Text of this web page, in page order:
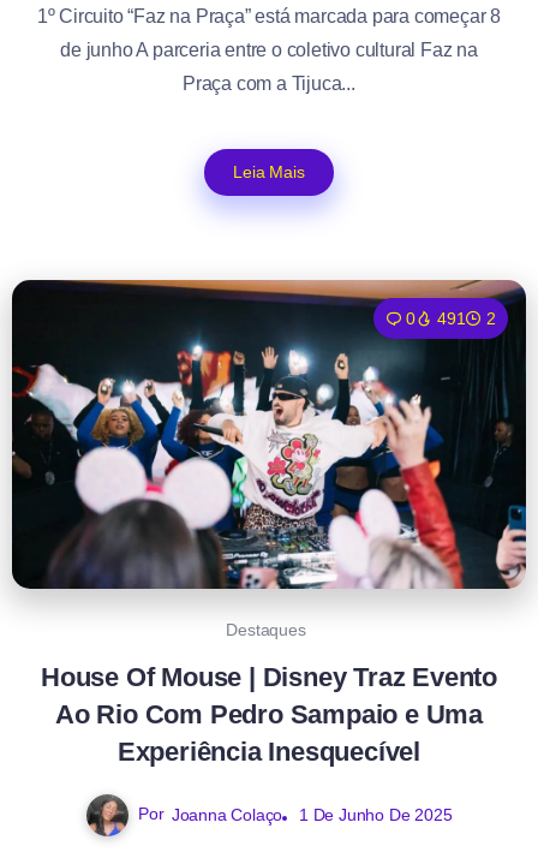
1º Circuito “Faz na Praça” está marcada para começar 8
de junho A parceria entre o coletivo cultural Faz na
Praça com a Tijuca...
Leia Mais
0 491 2
Destaques
House Of Mouse | Disney Traz Evento
Ao Rio Com Pedro Sampaio e Uma
Experiência Inesquecível
Por Joanna Colaço 1 De Junho De 2025